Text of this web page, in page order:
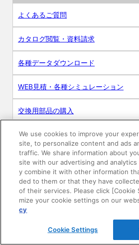
よくあるご質問
カタログ閲覧・資料請求
各種データダウンロード
WEB見積・各種シミュレーション
交換用部品の購入
修理・点検
お問い合わせ
ログイン
建築・設計関係者様向けサイト
ユーザー登録サービス
We use cookies to improve your
site, to personalize content and ads
traffic. We share information about
site with our advertising and
y combine it with other information
ded to them or that they have
of their services. Please click
mize your cookie settings on our
cy
Cookie Settings